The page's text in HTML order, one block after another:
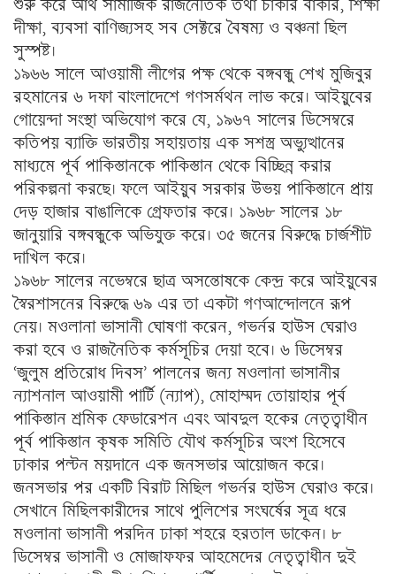
শুরু করে আর্থ সামাজিক রাজনৈতিক তথা চাকরি বাকরি, শিক্ষা
দীক্ষা, ব্যবসা বাণিজ্যসহ সব সেক্টরে বৈষম্য ও বঞ্চনা ছিল
সুস্পষ্ট।
১৯৬৬ সালে আওয়ামী লীগের পক্ষ থেকে বঙ্গবন্ধু শেখ মুজিবুর
রহমানের ৬ দফা বাংলাদেশে গণসর্মথন লাভ করে। আইয়ুবের
গোয়েন্দা সংস্থা অভিযোগ করে যে, ১৯৬৭ সালের ডিসেম্বরে
কতিপয় ব্যাক্তি ভারতীয় সহায়তায় এক সশস্ত্র অভ্যুত্থানের
মাধ্যমে পূর্ব পাকিস্তানকে পাকিস্তান থেকে বিচ্ছিন্ন করার
পরিকল্পনা করছে। ফলে আইয়ুব সরকার উভয় পাকিস্তানে প্রায়
দেড় হাজার বাঙালিকে গ্রেফতার করে। ১৯৬৮ সালের ১৮
জানুয়ারি বঙ্গবন্ধুকে অভিযুক্ত করে। ৩৫ জনের বিরুদ্ধে চার্জশীট
দাখিল করে।
১৯৬৮ সালের নভেম্বরে ছাত্র অসন্তোষকে কেন্দ্র করে আইয়ুবের
স্বৈরশাসনের বিরুদ্ধে ৬৯ এর তা একটা গণআন্দোলনে রূপ
নেয়। মওলানা ভাসানী ঘোষণা করেন, গভর্নর হাউস ঘেরাও
করা হবে ও রাজনৈতিক কর্মসূচির দেয়া হবে। ৬ ডিসেম্বর
‘জুলুম প্রতিরোধ দিবস’ পালনের জন্য মওলানা ভাসানীর
ন্যাশনাল আওয়ামী পার্টি (ন্যাপ), মোহাম্মদ তোয়াহার পূর্ব
পাকিস্তান শ্রমিক ফেডারেশন এবং আবদুল হকের নেতৃত্বাধীন
পূর্ব পাকিস্তান কৃষক সমিতি যৌথ কর্মসূচির অংশ হিসেবে
ঢাকার পল্টন ময়দানে এক জনসভার আয়োজন করে।
জনসভার পর একটি বিরাট মিছিল গভর্নর হাউস ঘেরাও করে।
সেখানে মিছিলকারীদের সাথে পুলিশের সংঘর্ষের সূত্র ধরে
মওলানা ভাসানী পরদিন ঢাকা শহরে হরতাল ডাকেন। ৮
ডিসেম্বর ভাসানী ও মোজাফফর আহমেদের নেতৃত্বাধীন দুই